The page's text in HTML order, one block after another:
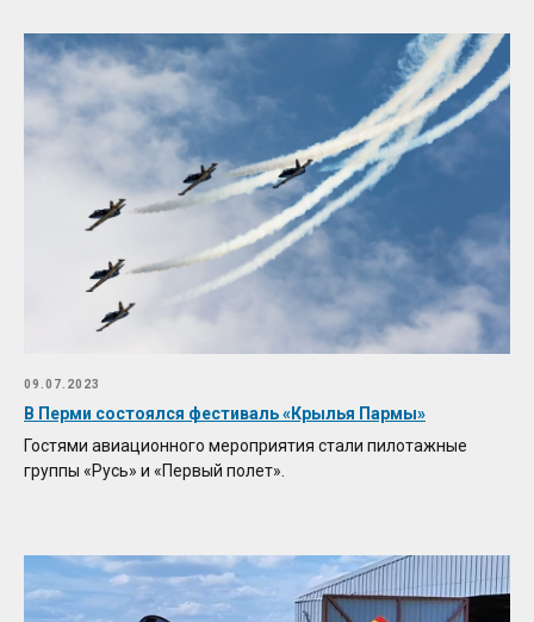
09.07.2023
В Перми состоялся фестиваль «Крылья Пармы»
Гостями авиационного мероприятия стали пилотажные
группы «Русь» и «Первый полет».